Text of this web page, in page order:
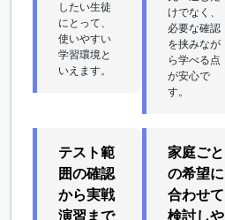
したい生徒
にとって、
使いやすい
学習環境と
いえます。
けでなく、
必要な確認
を挟みなが
ら学べる点
が安心で
す。
テスト範
囲の確認
から実戦
演習まで
家庭ごと
の希望に
合わせて
検討しや